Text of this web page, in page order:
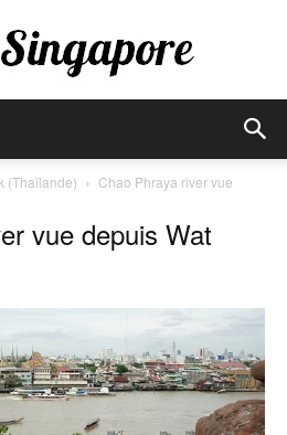
Singapore
(Thaïlande)
Chao Phraya river vue
vue depuis Wat